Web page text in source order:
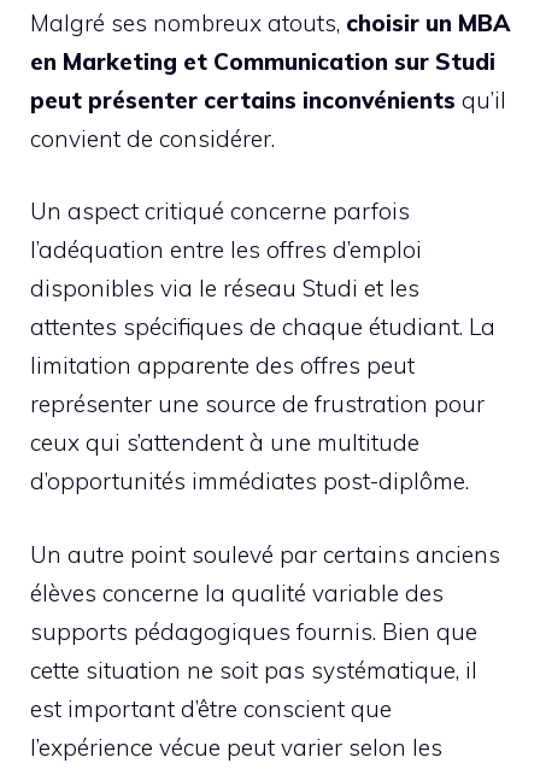
Malgré ses nombreux atouts, choisir un MBA
en Marketing et Communication sur Studi
peut présenter certains inconvénients qu’il
convient de considérer.
Un aspect critiqué concerne parfois
l’adéquation entre les offres d’emploi
disponibles via le réseau Studi et les
attentes spécifiques de chaque étudiant. La
limitation apparente des offres peut
représenter une source de frustration pour
ceux qui s’attendent à une multitude
d’opportunités immédiates post-diplôme.
Un autre point soulevé par certains anciens
élèves concerne la qualité variable des
supports pédagogiques fournis. Bien que
cette situation ne soit pas systématique, il
est important d’être conscient que
l’expérience vécue peut varier selon les